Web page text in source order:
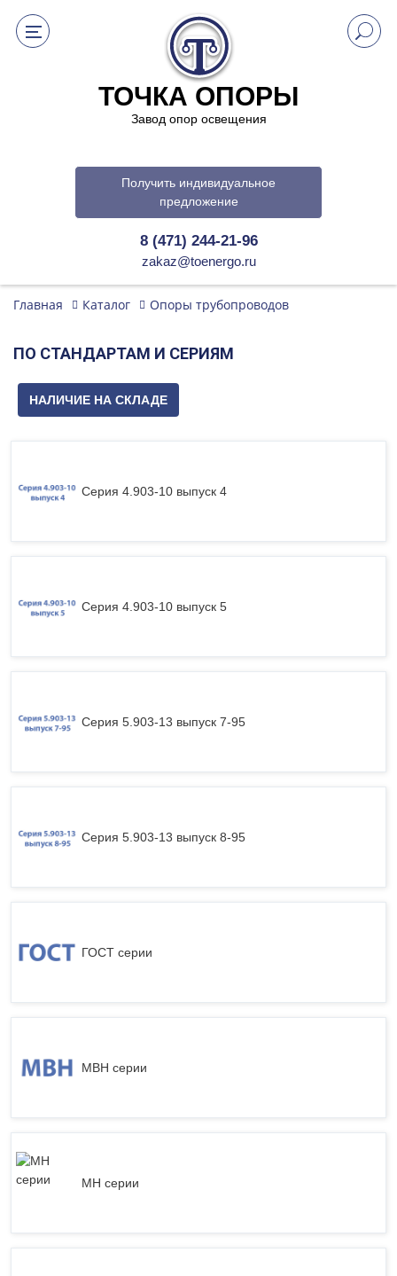
ТОЧКА ОПОРЫ
Завод опор освещения
Получить индивидуальное
предложение
8 (471) 244-21-96
zakaz@toenergo.ru
Главная Каталог Опоры трубопроводов
ПО СТАНДАРТАМ И СЕРИЯМ
НАЛИЧИЕ НА СКЛАДЕ
Серия 4.903-10 выпуск 4
Серия 4.903-10 выпуск 5
Серия 5.903-13 выпуск 7-95
Серия 5.903-13 выпуск 8-95
ГОСТ серии
МВН серии
МН серии